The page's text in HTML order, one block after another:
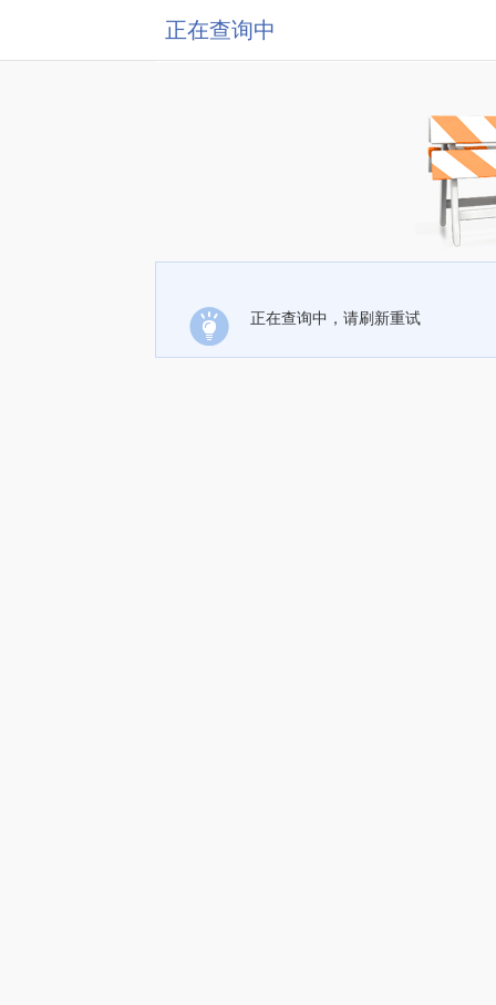
正在查询中
正在查询中，请刷新重试